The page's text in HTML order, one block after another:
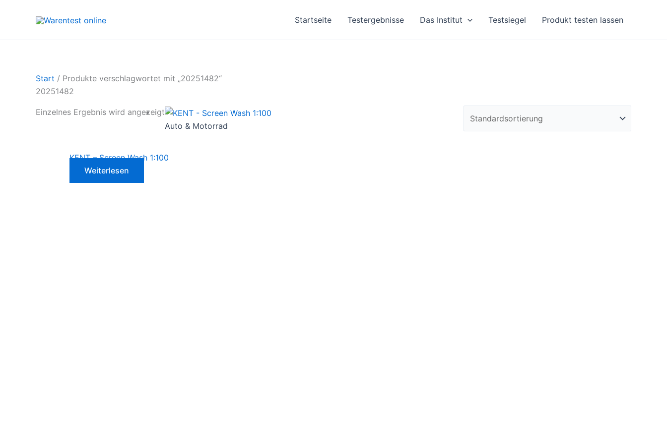
Startseite Testergebnisse Das Institut Testsiegel Produkt testen lassen
Start / Produkte verschlagwortet mit „20251482“
20251482
Einzelnes Ergebnis wird angezeigt
Auto & Motorrad
KENT – Screen Wash 1:100
Weiterlesen